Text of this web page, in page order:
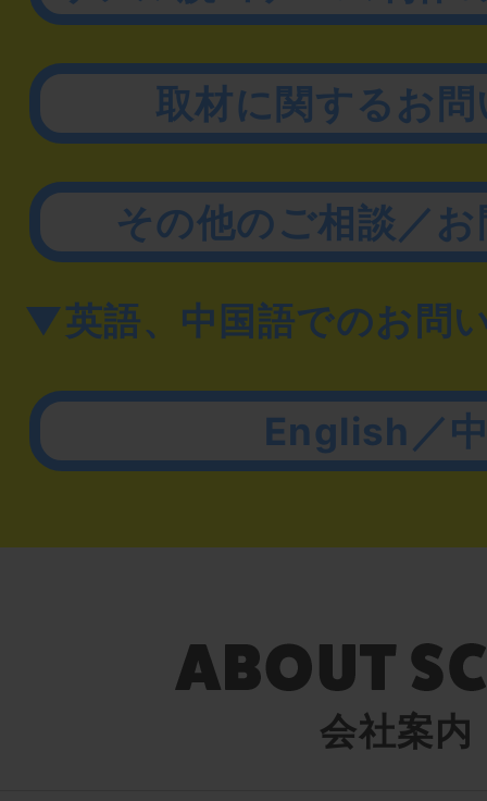
取材に関するお
その他のご相談／
▼英語、中国語でのお問
English／
会社案内